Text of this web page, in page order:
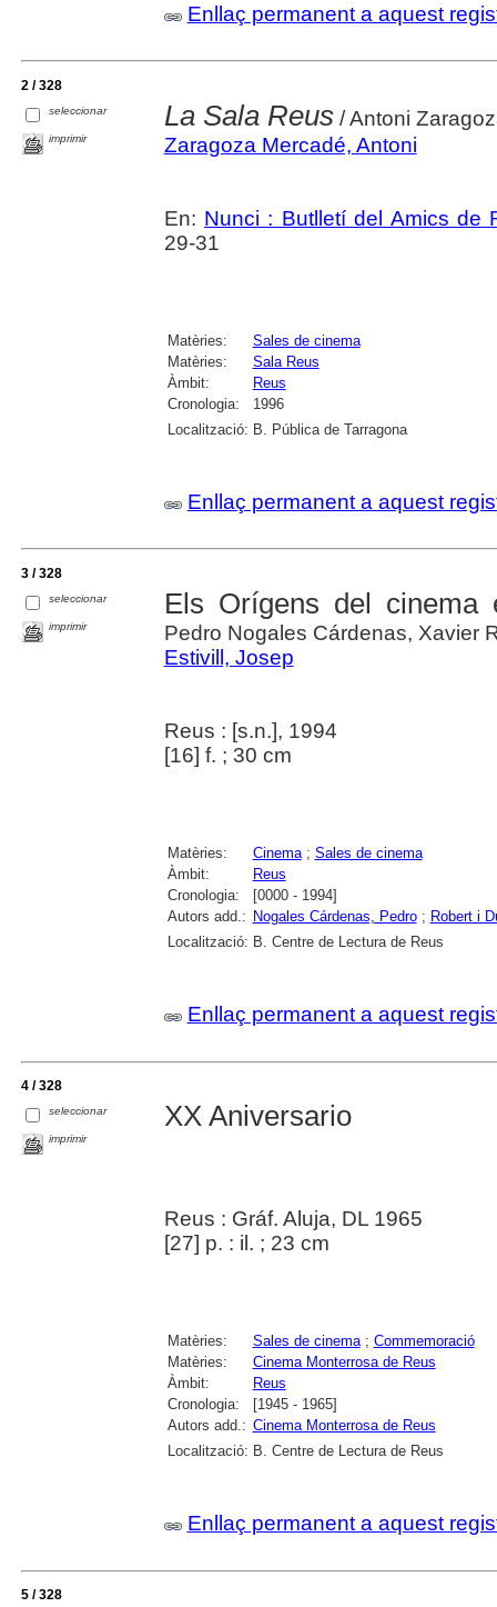
Enllaç permanent a aquest
2 / 328
seleccionar
imprimir
La Sala Reus/ Antoni
Zaragoza Mercadé, Antoni
En: Nunci : Butlletí del Amics de
29-31
Matèries:
Sales de cinema
Matèries:
Sala Reus
Àmbit:
Reus
Cronologia:
1996
Localització: B. Pública de Tarragona
Enllaç permanent a aquest
3 / 328
seleccionar
imprimir
Els Orígens del cinema
Pedro Nogales Cárdenas, Xavier
Estivill, Josep
Reus : [s.n.], 1994
[16] f. ; 30 cm
Matèries: Cinema; Sales de cinema
Àmbit:
Reus
Cronologia:
[0000 - 1994]
Autors add.: Nogales Cárdenas, Pedro; Robert i
Localització: B. Centre de Lectura de Reus
Enllaç permanent a aquest
4 / 328
seleccionar
imprimir
XX Aniversario
Reus : Gráf. Aluja, DL 1965
[27] p. : il. ; 23 cm
Matèries: Sales de cinema; Commemoració
Matèries:
Cinema Monterrosa de Reus
Àmbit:
Reus
Cronologia:
[1945 - 1965]
Autors add.: Cinema Monterrosa de Reus
Localització: B. Centre de Lectura de Reus
Enllaç permanent a aquest
5 / 328